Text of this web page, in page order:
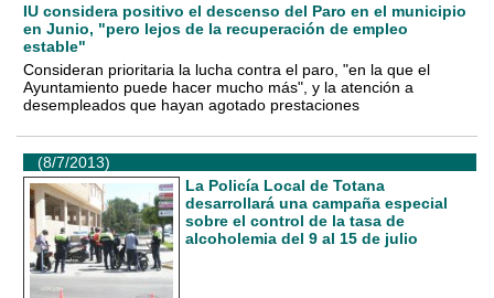
IU considera positivo el descenso del Paro en el municipio
en Junio, "pero lejos de la recuperación de empleo
estable"
Consideran prioritaria la lucha contra el paro, "en la que el
Ayuntamiento puede hacer mucho más", y la atención a
desempleados que hayan agotado prestaciones
(8/7/2013)
La Policía Local de Totana
desarrollará una campaña especial
sobre el control de la tasa de
alcoholemia del 9 al 15 de julio